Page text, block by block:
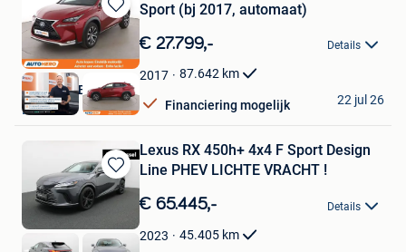
Bewaren
in
Mijn
Favorieten
Sport (bj 2017, automaat)
€ 27.799,- Details
2017 87.642 km
Financiering mogelijk
Autohero België
Brussel
22 jul 26
Bewaren
in
Favorieten
Lexus RX 450h+ 4x4 F Sport Design
Line PHEV LICHTE VRACHT !
€ 65.445,- Details
2023 45.405 km